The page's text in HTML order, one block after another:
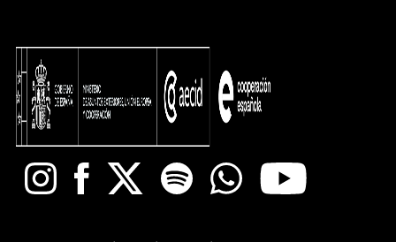
InstagramFacebook
X Spotify WhatsappYoutube